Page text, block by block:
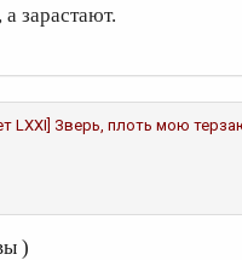
зарастают.
LXXI] Зверь, плоть мою
)